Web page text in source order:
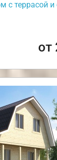
с террасой и
от